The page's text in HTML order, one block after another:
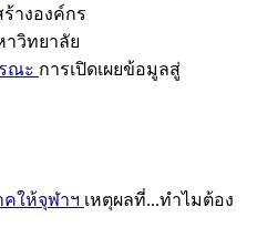
างองค์กร
วิทยาลัย
ณะ การเปิดเผยข้อมูลสู่
คให้จุฬาฯ เหตุผลที่...ทำไมต้อง